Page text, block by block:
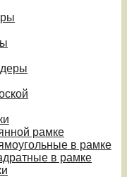
рамке
в рамке
в рамке